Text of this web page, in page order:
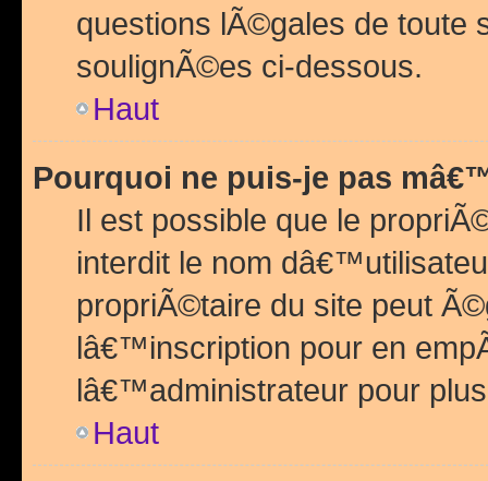
questions lÃ©gales de
soulignÃ©es ci-dessous.
Haut
Pourquoi ne puis-je pas
Il est possible que le
interdit le nom
propriÃ©taire du site peut
lâ€™inscription pour en
lâ€™administrateur pour
Haut